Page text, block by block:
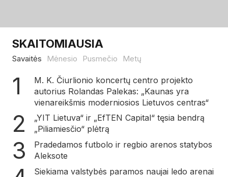
SKAITOMIAUSIA
Savaitės Mėnesio Pusmečio Metų
M. K. Čiurlionio koncertų centro projekto
autorius Rolandas Palekas: „Kaunas yra
vienareikšmis moderniosios Lietuvos centras“
„YIT Lietuva“ ir „EfTEN Capital“ tęsia bendrą
„Piliamiesčio“ plėtrą
Pradedamos futbolo ir regbio arenos statybos
Aleksote
Siekiama valstybės paramos naujai ledo arenai